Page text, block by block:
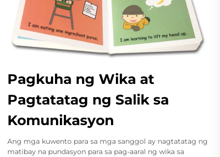
Pagkuha ng Wika at
Pagtatatag ng Salik sa
Komunikasyon
Ang mga kuwento para sa mga sanggol ay nagtatatag ng
matibay na pundasyon para sa pag-aaral ng wika sa